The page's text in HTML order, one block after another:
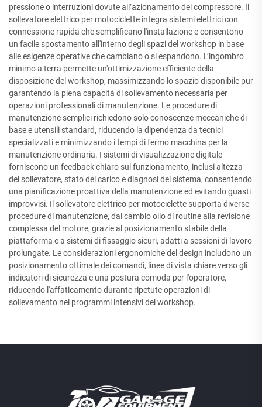
pressione o interruzioni dovute all’azionamento del compressore. Il
sollevatore elettrico per motociclette integra sistemi elettrici con
connessione rapida che semplificano l'installazione e consentono
un facile spostamento all'interno degli spazi del workshop in base
alle esigenze operative che cambiano o si espandono. L’ingombro
minimo a terra permette un'ottimizzazione efficiente della
disposizione del workshop, massimizzando lo spazio disponibile pur
garantendo la piena capacità di sollevamento necessaria per
operazioni professionali di manutenzione. Le procedure di
manutenzione semplici richiedono solo conoscenze meccaniche di
base e utensili standard, riducendo la dipendenza da tecnici
specializzati e minimizzando i tempi di fermo macchina per la
manutenzione ordinaria. I sistemi di visualizzazione digitale
forniscono un feedback chiaro sul funzionamento, inclusi altezza
del sollevatore, stato del carico e diagnosi del sistema, consentendo
una pianificazione proattiva della manutenzione ed evitando guasti
improvvisi. Il sollevatore elettrico per motociclette supporta diverse
procedure di manutenzione, dal cambio olio di routine alla revisione
complessa del motore, grazie al posizionamento stabile della
piattaforma e a sistemi di fissaggio sicuri, adatti a sessioni di lavoro
prolungate. Le considerazioni ergonomiche del design includono un
posizionamento ottimale dei comandi, linee di vista chiare verso gli
indicatori di sicurezza e una postura comoda per l'operatore,
riducendo l'affaticamento durante ripetute operazioni di
sollevamento nei programmi intensivi del workshop.